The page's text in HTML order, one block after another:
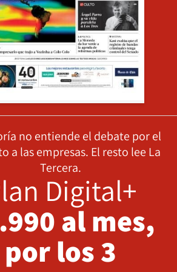
no entiende el debate por el
a las empresas. El resto lee La
Tercera.
Digital+
al mes,
por los 3